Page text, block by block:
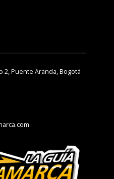
2, Puente Aranda, Bogotá